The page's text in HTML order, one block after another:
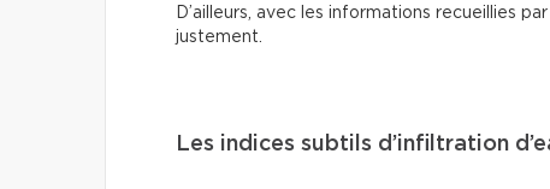
D’ailleurs, avec les informations recueillies
justement.
Les indices subtils d’infiltration